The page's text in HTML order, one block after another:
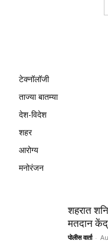
टेक्नॉलॉजी
ताज्या बातम्या
देश-विदेश
शहर
आरोग्य
मनोरंजन
शहरात
मतदान
पोलीस वार्ता -